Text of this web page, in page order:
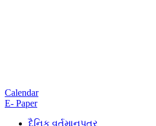
Calendar
E- Paper
દૈનિક વર્તમાનપત્ર